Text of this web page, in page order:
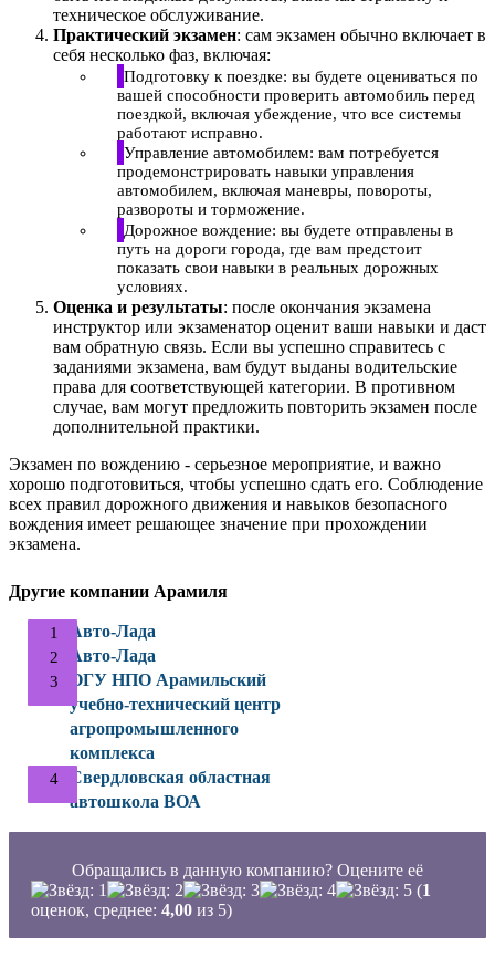
техническое обслуживание.
Практический экзамен: сам экзамен обычно включает в
себя несколько фаз, включая:
Подготовку к поездке: вы будете оцениваться по
вашей способности проверить автомобиль перед
поездкой, включая убеждение, что все системы
работают исправно.
Управление автомобилем: вам потребуется
продемонстрировать навыки управления
автомобилем, включая маневры, повороты,
развороты и торможение.
Дорожное вождение: вы будете отправлены в
путь на дороги города, где вам предстоит
показать свои навыки в реальных дорожных
условиях.
Оценка и результаты: после окончания экзамена
инструктор или экзаменатор оценит ваши навыки и даст
вам обратную связь. Если вы успешно справитесь с
заданиями экзамена, вам будут выданы водительские
права для соответствующей категории. В противном
случае, вам могут предложить повторить экзамен после
дополнительной практики.
Экзамен по вождению - серьезное мероприятие, и важно
хорошо подготовиться, чтобы успешно сдать его. Соблюдение
всех правил дорожного движения и навыков безопасного
вождения имеет решающее значение при прохождении
экзамена.
Другие компании Арамиля
Авто-Лада
Авто-Лада
ОГУ НПО Арамильский
учебно-технический центр
агропромышленного
комплекса
Свердловская областная
автошкола ВОА
Обращались в данную компанию? Оцените её
(1
оценок, среднее: 4,00 из 5)